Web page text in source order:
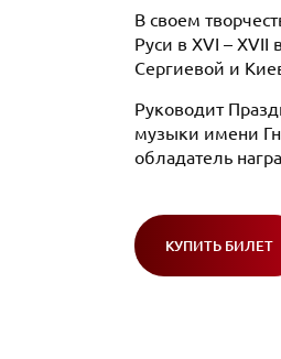
В своем
Руси в XVI –
Сергиевой и
Руководит
музыки имени
обладатель
КУПИТЬ БИЛЕТ